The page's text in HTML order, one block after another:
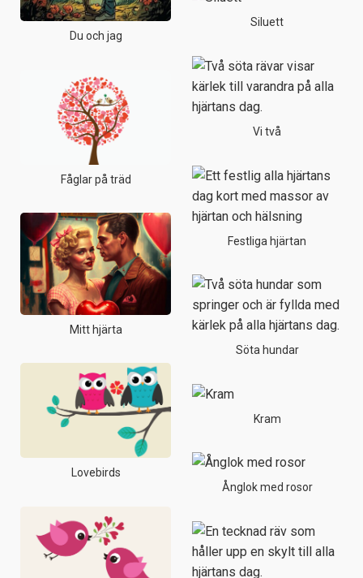
Du och jag
Fåglar på träd
Mitt hjärta
Lovebirds
Siluett
Vi två
Festliga hjärtan
Söta hundar
Kram
Ånglok med rosor